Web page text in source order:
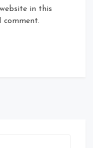
in this
comment.